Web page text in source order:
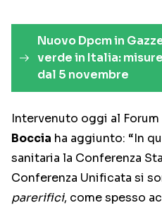
Nuovo Dpcm in
verde in Italia:
dal 5 novembre
Intervenuto oggi al Forum
Boccia ha aggiunto: “In
sanitaria la Conferenza
Conferenza Unificata si
parerifici, come spesso